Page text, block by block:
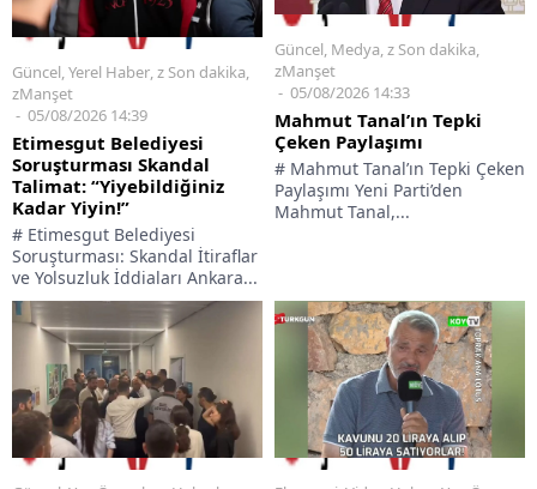
Güncel,Yerel Haber,z Son dakika,
zManşet
05/08/2026 14:39
Etimesgut Belediyesi
Soruşturması Skandal
Talimat: “Yiyebildiğiniz
Kadar Yiyin!”
# Etimesgut Belediyesi
Soruşturması: Skandal İtiraflar
ve Yolsuzluk İddiaları Ankara...
Güncel, Medya,z Son dakika,
zManşet
05/08/2026 14:33
Mahmut Tanal’ın Tepki
Çeken Paylaşımı
# Mahmut Tanal’ın Tepki Çeken
Paylaşımı Yeni Parti’den
Mahmut Tanal,...